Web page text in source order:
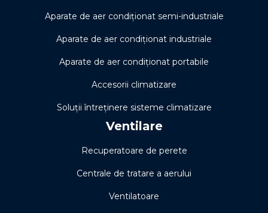
Aparate de aer condiționat semi-industriale
Aparate de aer condiționat industriale
Aparate de aer condiționat portabile
Accesorii climatizare
Soluţii întreţinere sisteme climatizare
Ventilare
Recuperatoare de perete
Centrale de tratare a aerului
Ventilatoare